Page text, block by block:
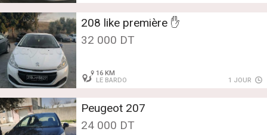
208 like première ✋
32 000 DT
16 KM
LE BARDO
1 JOUR
Peugeot 207
24 000 DT